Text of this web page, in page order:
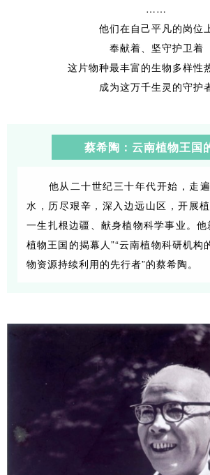
……
他们在自己平凡的岗位
奉献着、坚守护卫着
这片物种最丰富的生物多样性
成为这万千生灵的守护
蔡希陶：云南植物王国
他从二十世纪三十年代开始，走
水，历尽艰辛，深入边远山区，开展
一生扎根边疆、献身植物科学事业。他
植物王国的揭幕人”“云南植物科研机构
物资源持续利用的先行者”的蔡希陶。